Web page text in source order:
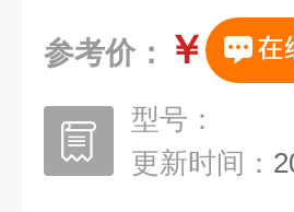
参考价： ￥
型号：
更新时间：